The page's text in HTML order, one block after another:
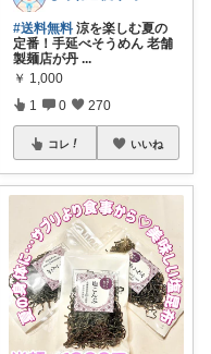
#送料無料 涼を楽しむ夏の
定番！手延べそうめん 老舗
製麺店が丹 ...
￥ 1,000
1 0 270
コレ いいね